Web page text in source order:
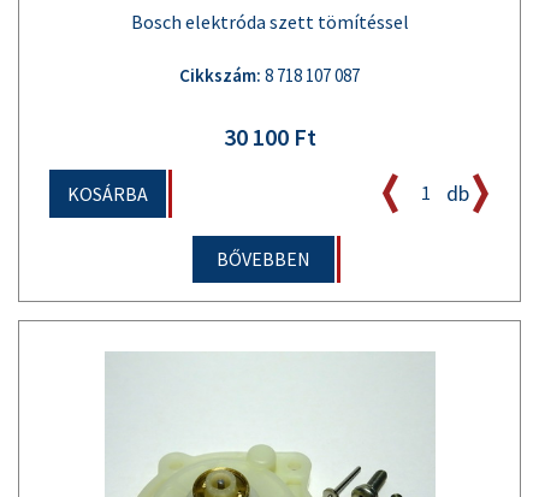
Bosch elektróda szett tömítéssel
Cikkszám: 8 718 107 087
30 100 Ft
KOSÁRBA db
BŐVEBBEN